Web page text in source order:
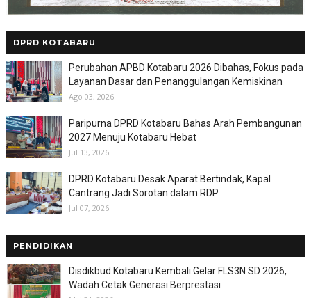
DPRD KOTABARU
Perubahan APBD Kotabaru 2026 Dibahas, Fokus pada
Layanan Dasar dan Penanggulangan Kemiskinan
Ago 03, 2026
Paripurna DPRD Kotabaru Bahas Arah Pembangunan
2027 Menuju Kotabaru Hebat
Jul 13, 2026
DPRD Kotabaru Desak Aparat Bertindak, Kapal
Cantrang Jadi Sorotan dalam RDP
Jul 07, 2026
PENDIDIKAN
Disdikbud Kotabaru Kembali Gelar FLS3N SD 2026,
Wadah Cetak Generasi Berprestasi